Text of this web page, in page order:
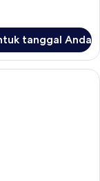
tanggal Anda
Pool Villa - West |